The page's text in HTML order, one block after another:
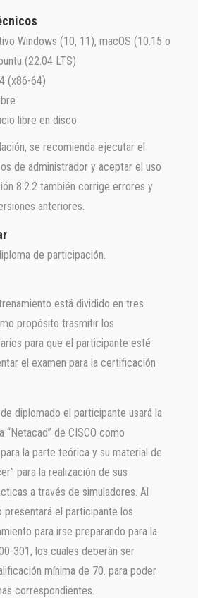
Windows (10, 11), macOS (10.15 o
(22.04 LTS)
(x86-64)
libre en disco
se recomienda ejecutar el
de administrador y aceptar el uso
8.2.2 también corrige errores y
anteriores.
de participación.
está dividido en tres
propósito trasmitir los
para que el participante esté
el examen para la certificación
diplomado el participante usará la
de CISCO como
la parte teórica y su material de
para la realización de sus
a través de simuladores. Al
presentará el participante los
para irse preparando para la
301, los cuales deberán ser
mínima de 70. para poder
correspondientes.